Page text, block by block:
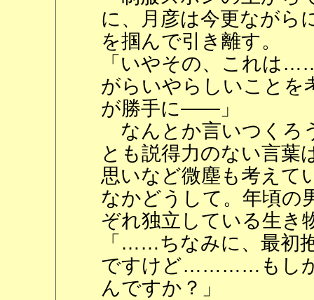
に、月彦は今更ながら
を掴んで引き離す。
「いやその、これは
がらいやらしいことを
が勝手に――」
なんとか言いつくろ
とも説得力のない言葉
思いなど微塵も考えて
なかどうして。年頃の
ぞれ独立している生き
「……ちなみに、最初
ですけど…………もしか
んですか？」